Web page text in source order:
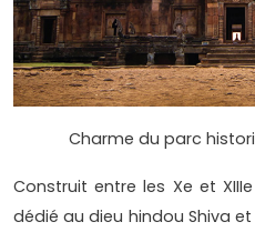
Charme du parc
Construit entre les Xe et
dédié au dieu hindou Shiva